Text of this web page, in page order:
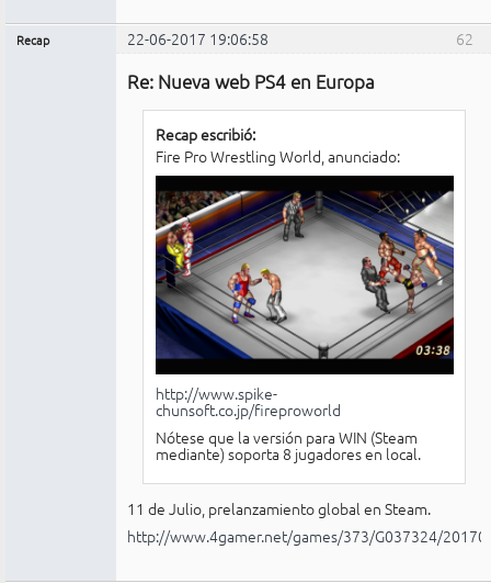
62
Recap 22-06-2017 19:06:58
Re: Nueva web PS4 en Europa
Recap escribió:
Fire Pro Wrestling World, anunciado:
http://www.spike-
chunsoft.co.jp/fireproworld
Nótese que la versión para WIN (Steam
mediante) soporta 8 jugadores en local.
11 de Julio, prelanzamiento global en Steam.
http://www.4gamer.net/games/373/G037324/